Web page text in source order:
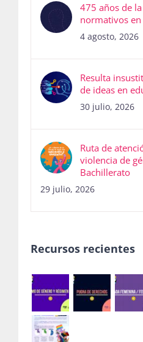
475 años de
normativos
4 agosto, 2026
Resulta
de ideas en
30 julio, 2026
Ruta de
violencia de
Bachillerato
29 julio, 2026
Recursos recientes